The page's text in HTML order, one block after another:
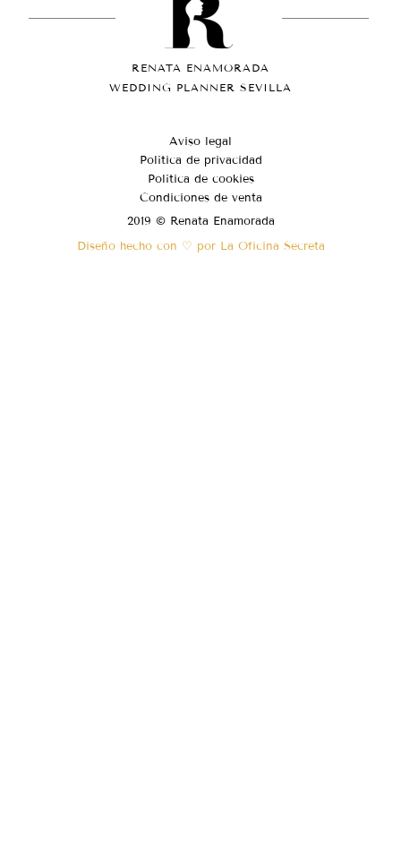
RENATA ENAMORADA
WEDDING PLANNER SEVILLA
Aviso legal
Política de privacidad
Política de cookies
Condiciones de venta
2019 © Renata Enamorada
Diseño hecho con ♡ por La Oficina Secreta